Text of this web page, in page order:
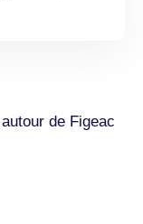
de Figeac